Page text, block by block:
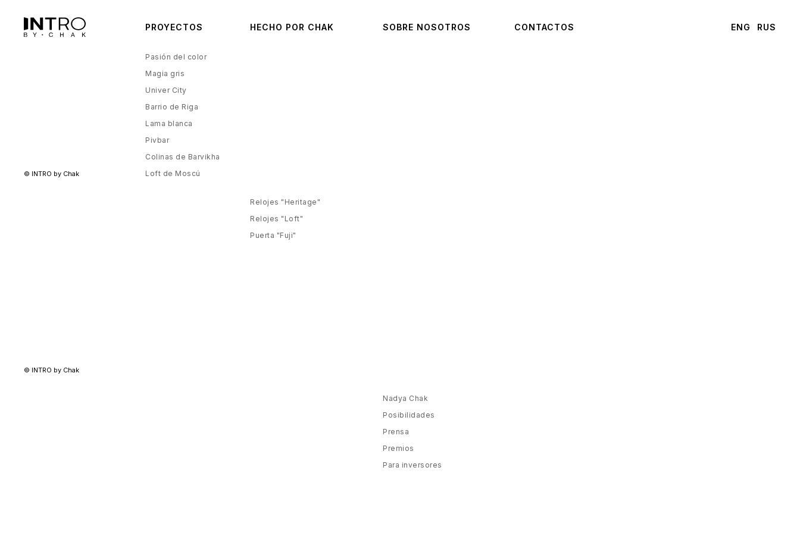
PROYECTOS HECHO POR CHAK SOBRE NOSOTROS CONTACTOS RUS
ENG
Pivbar
Univer City
Colinas de Barvikha
Loft de Moscú
Barrio de Riga
Pasión del color
Magia gris
Lama blanca
Altea
© INTRO by Chak
Puerta "Fuji"
Relojes "Loft"
© INTRO by Chak
Relojes "Heritage"
Posibilidades
Prensa
Premios
Para inversores
Nadya Chak